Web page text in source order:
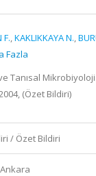
F.,KAKLIKKAYA N.,
Fazla
Tanısal
(Özet Bildiri)
/ Özet Bildiri
Ankara